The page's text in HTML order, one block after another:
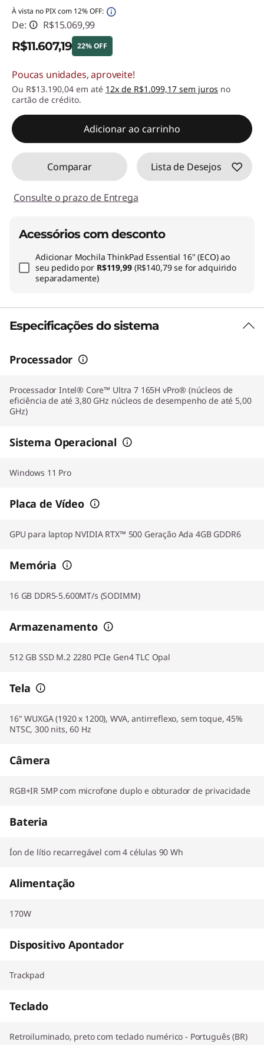
À vista no PIX com 12% OFF:
De: R$15.069,99
R$11.607,19 22% OFF
Economias instantâneas :
Poucas unidades, aproveite!
Ou R$13.190,04 em até 12x de R$1.099,17 sem juros no
cartão de crédito.
Adicionar ao carrinho
Comparar Lista de Desejos
Consulte o prazo de Entrega
Acessórios com desconto
Adicionar Mochila ThinkPad Essential 16" (ECO)ao
seu pedido por R$119,99 (R$140,79 se for adquirido
separadamente)
Especificações do sistema
Processador
Processador Intel® Core™ Ultra 7 165H vPro® (núcleos de
eficiência de até 3,80 GHz núcleos de desempenho de até 5,00
GHz)
Sistema Operacional
Windows 11 Pro
Placa de Vídeo
GPU para laptop NVIDIA RTX™ 500 Geração Ada 4GB GDDR6
Memória
16 GB DDR5-5.600MT/s (SODIMM)
Armazenamento
512 GB SSD M.2 2280 PCIe Gen4 TLC Opal
Tela
16" WUXGA (1920 x 1200), WVA, antirreflexo, sem toque, 45%
NTSC, 300 nits, 60 Hz
Câmera
RGB+IR 5MP com microfone duplo e obturador de privacidade
Bateria
Íon de lítio recarregável com 4 células 90 Wh
Alimentação
170W
Dispositivo Apontador
Trackpad
Teclado
Retroiluminado, preto com teclado numérico - Português (BR)